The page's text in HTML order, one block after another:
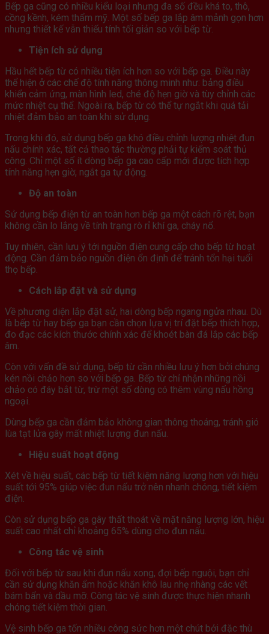
Bếp ga cũng có nhiều kiểu loại nhưng đa số đều khá to, thô,
cồng kềnh, kém thẩm mỹ. Một số bếp ga lắp âm mảnh gọn hơn
nhưng thiết kế vẫn thiếu tính tối giản so với bếp từ.
Tiện ích sử dụng
Hầu hết bếp từ có nhiều tiện ích hơn so với bếp ga. Điều này
thể hiện ở các chế độ tính năng thông minh như: bảng điều
khiển cảm ứng, màn hình led, ché độ hẹn giờ và tùy chỉnh các
mức nhiệt cụ thể. Ngoài ra, bếp từ có thể tự ngắt khi quá tải
nhiệt đảm bảo an toàn khi sử dụng.
Trong khi đó, sử dụng bếp ga khó điều chỉnh lượng nhiệt đun
nấu chính xác, tất cả thao tác thường phải tự kiểm soát thủ
công. Chỉ một số ít dòng bếp ga cao cấp mới được tích hợp
tính năng hẹn giờ, ngắt ga tự động.
Độ an toàn
Sử dụng bếp điện từ an toàn hơn bếp ga một cách rõ rệt, bạn
không cần lo lắng về tính trạng rò rỉ khí ga, cháy nổ.
Tuy nhiên, cần lưu ý tới nguồn điện cung cấp cho bếp từ hoạt
động. Cần đảm bảo nguồn điện ổn định để tránh tổn hại tuổi
thọ bếp.
Cách lắp đặt và sử dụng
Về phương diện lắp đặt sử, hai dòng bếp ngang ngửa nhau. Dù
là bếp từ hay bếp ga bạn cần chọn lựa vị trí đặt bếp thích hợp,
đo đạc các kích thước chính xác để khoét bàn đá lắp các bếp
âm.
Còn với vấn đề sử dụng, bếp từ cần nhiều lưu ý hơn bởi chúng
kén nồi chảo hơn so với bếp ga. Bếp từ chỉ nhận những nồi
chảo có đáy bắt từ, trừ một số dòng có thêm vùng nấu hồng
ngoại.
Dùng bếp ga cần đảm bảo không gian thông thoáng, tránh gió
lùa tạt lửa gây mất nhiệt lượng đun nấu.
Hiệu suất hoạt động
Xét về hiệu suất, các bếp từ tiết kiệm năng lượng hơn với hiệu
suất tới 95% giúp việc đun nấu trở nên nhanh chóng, tiết kiệm
điện.
Còn sử dụng bếp ga gây thất thoát về mặt năng lượng lớn, hiệu
suất cao nhất chỉ khoảng 65% dùng cho đun nấu.
Công tác vệ sinh
Đối với bếp từ sau khi đun nấu xong, đợi bếp nguội, bạn chỉ
cần sử dụng khăn ẩm hoặc khăn khô lau nhẹ nhàng các vết
bám bẩn và dầu mỡ. Công tác vệ sinh được thực hiện nhanh
chóng tiết kiệm thời gian.
Vệ sinh bếp ga tốn nhiều công sức hơn một chút bởi đặc thù